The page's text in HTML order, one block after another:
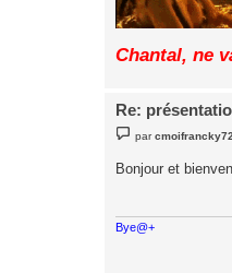
Chantal, ne
Re:
e
s
parcmoifrancky72
Bonjour et
Bye@+